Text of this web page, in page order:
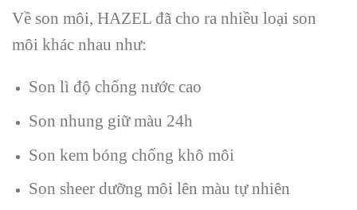
Về son môi, HAZEL đã cho ra nhiều loại son
môi khác nhau như:
Son lì độ chống nước cao
Son nhung giữ màu 24h
Son kem bóng chống khô môi
Son sheer dưỡng môi lên màu tự nhiên